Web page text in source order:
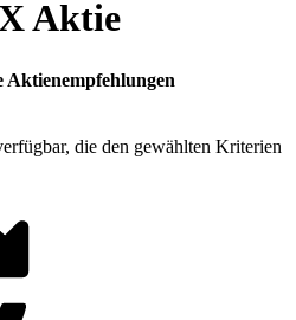
Aktie
Aktienempfehlungen
die den gewählten Kriterien